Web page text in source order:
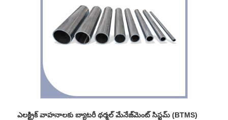
ఎలక్ట్రిక్ వాహనాలకు బ్యాటరీ థర్మల్ మేనేజ్‌మెంట్ సిస్టమ్ (BTMS)